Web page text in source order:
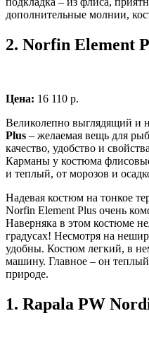
дополнительные молнии,
2. Norfin Element
Цена: 16 110 р.
Великолепно выглядящий и
Plus – желаемая вещь для
качество, удобство и
Карманы у костюма
и теплый, от морозов и
Надевая костюм на тонкое
Norfin Element Plus очень
Наверняка в этом костюме
градусах! Несмотря на
удобны. Костюм легкий, в
машину. Главное – он
природе.
1. Rapala PW